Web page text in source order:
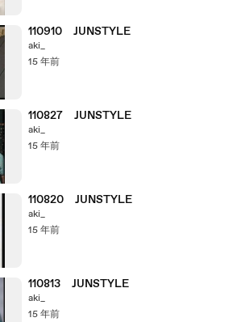
110910 JUNSTYLE
aki_
15 年前
110827 JUNSTYLE
aki_
15 年前
110820 JUNSTYLE
aki_
15 年前
110813 JUNSTYLE
aki_
15 年前